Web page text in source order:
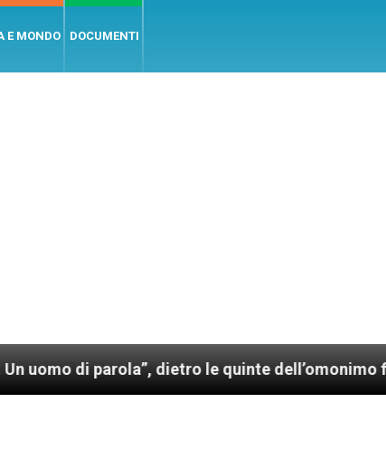
E MONDO DOCUMENTI
parola”, dietro le quinte dell’omonimo film di